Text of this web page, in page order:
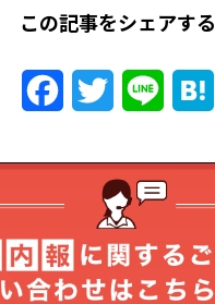
この記事をシェアする
FacebookTwitter Line